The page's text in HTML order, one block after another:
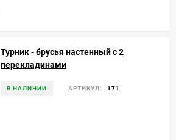
Турник - брусья настенный с 2
перекладинами
В НАЛИЧИИ АРТИКУЛ: 171